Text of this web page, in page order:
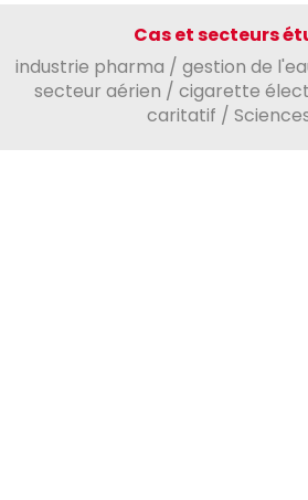
Cas et secteurs
industrie pharma / gestion de
secteur aérien / cigarette
caritatif / Sciences